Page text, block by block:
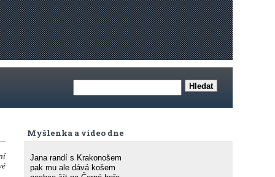
Myšlenka a video dne
Jana randí s Krakonošem
pak mu ale dává košem